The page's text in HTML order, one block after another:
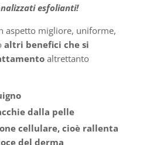
esfolianti!
aspetto migliore, uniforme,
altri benefici che si
altrettanto
dalla pelle
cellulare, cioè rallenta
del derma